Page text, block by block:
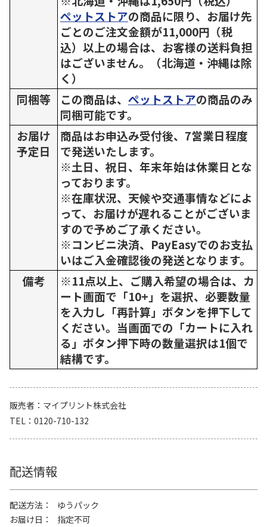
ペットストアの商品に限り、お届け先
ごとのご注文金額が11,000円（税
込）以上の場合は、お客様の送料負担
はございません。（北海道・沖縄は除
く）
同梱等
この商品は、 ペットストアの商品のみ
同梱可能です。
お届け
予定日
商品はお申込み受付後、7営業日程度
で発送いたします。
※土日、祝日、年末年始は休業日とな
っております。
※在庫状況、天候や交通事情などによ
って、お届けが遅れることがございま
すので予めご了承ください。
※コンビニ決済、PayEasyでのお支払
いはご入金確認後の発送となります。
備考
※11点以上、ご購入希望の場合は、カ
ート画面で「10+」を選択、必要数量
を入力し「再計算」ボタンを押下して
ください。当画面での「カートに入れ
る」ボタン押下時の数量選択は1個で
結構です。
販売者
マイプリント株式会社
TEL
0120-710-132
配送情報
配送方法
ゆうパック
お届け日
指定不可